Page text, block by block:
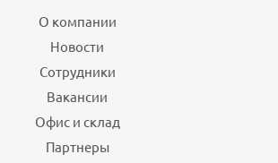
О компании
Новости
Сотрудники
Вакансии
Офис и склад
Партнеры